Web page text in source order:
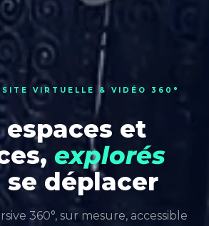
VIRTUELLE & VIDÉO 360°
espaces et
explorés
se déplacer
360°, sur mesure, accessible